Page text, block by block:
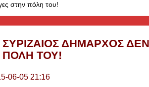
στην πόλη του!
ΣΥΡΙΖΑΊΟΣ ΔΉΜΑΡΧΟΣ
ΠΌΛΗ ΤΟΥ!
06-05 21:16